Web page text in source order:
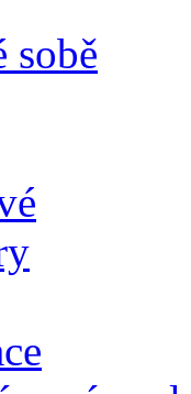
sobě